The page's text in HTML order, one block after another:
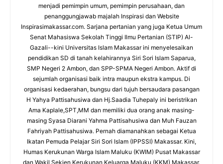
menjadi pemimpin umum, pemimpin perusahaan, dan
penanggungjawab majalah Inspirasi dan Website
Inspirasimakassar.com. Sarjana pertanian yang juga Ketua Umum
Senat Mahasiswa Sekolah Tinggi Ilmu Pertanian (STIP) Al-
Gazali--kini Universitas Islam Makassar ini menyelesaikan
pendidikan SD di tanah kelahirannya Siri Sori Islam Saparua,
SMP Negeri 2 Ambon, dan SPP-SPMA Negeri Ambon. Aktif di
sejumlah organisasi baik intra maupun ekstra kampus. Di
organisasi kedaerahan, bungsu dari tujuh bersaudara pasangan
H Yahya Pattisahusiwa dan Hj.Saadia Tuhepaly ini beristrikan
Ama Kaplale,SPT,MM dan memiliki dua orang anak masing-
masing Syasa Diarani Yahma Pattisahusiwa dan Muh Fauzan
Fahriyah Pattisahusiwa. Pernah diamanahkan sebagai Ketua
Ikatan Pemuda Pelajar Siri Sori Islam (IPPSSI) Makassar. Kini,
Humas Kerukunan Warga Islam Maluku (KWIM) Pusat Makassar
dan Wakil Sekjen Kerukunan Keluarga Maluku (KKM) Makassar.